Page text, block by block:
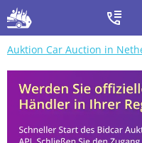
Auktion Car Auction in